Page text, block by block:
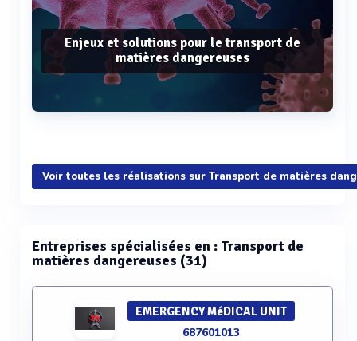
Enjeux et solutions pour le transport de
matières dangereuses
Voir plus
Voir toutes les réalisations sur Transport de matières
Entreprises spécialisées en : Transport de
matières dangereuses (31)
EMERGENCY MéDICAL UNIT
687601013